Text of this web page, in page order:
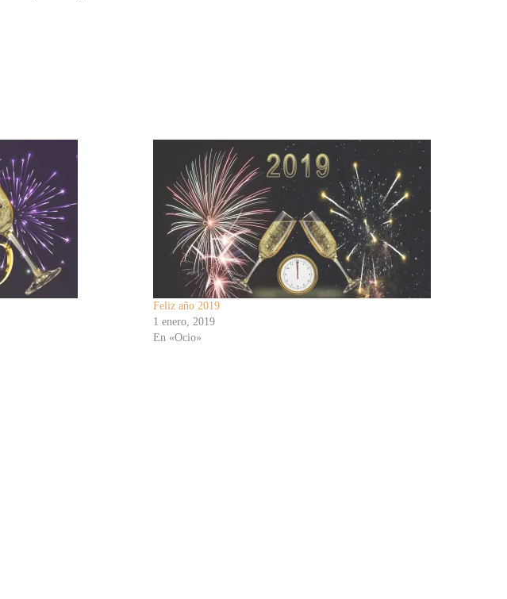
Feliz año 2019
1 enero, 2019
En «Ocio»